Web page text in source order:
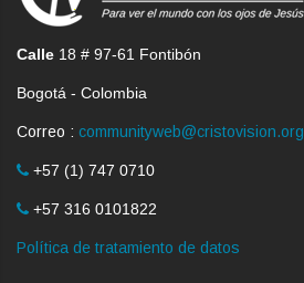
Calle 18 # 97-61 Fontibón
Bogotá - Colombia
Correo : communityweb@cristovision.org
+57 (1) 747 0710
+57 316 0101822
Política de tratamiento de datos